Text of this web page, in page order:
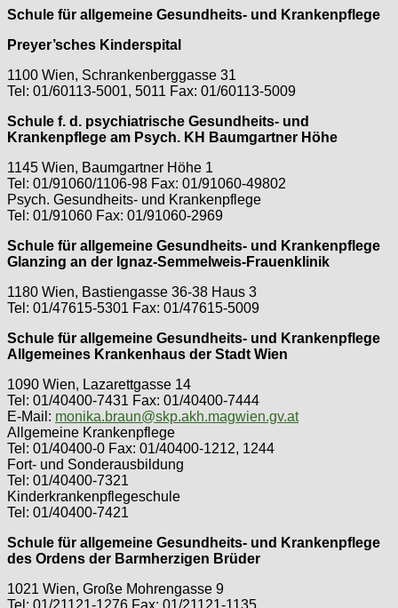
Schule für allgemeine Gesundheits- und Krankenpflege
Preyer’sches Kinderspital
1100 Wien, Schrankenberggasse 31
Tel: 01/60113-5001, 5011 Fax: 01/60113-5009
Schule f. d. psychiatrische Gesundheits- und
Krankenpflege am Psych. KH Baumgartner Höhe
1145 Wien, Baumgartner Höhe 1
Tel: 01/91060/1106-98 Fax: 01/91060-49802
Psych. Gesundheits- und Krankenpflege
Tel: 01/91060 Fax: 01/91060-2969
Schule für allgemeine Gesundheits- und Krankenpflege
Glanzing an der Ignaz-Semmelweis-Frauenklinik
1180 Wien, Bastiengasse 36-38 Haus 3
Tel: 01/47615-5301 Fax: 01/47615-5009
Schule für allgemeine Gesundheits- und Krankenpflege
Allgemeines Krankenhaus der Stadt Wien
1090 Wien, Lazarettgasse 14
Tel: 01/40400-7431 Fax: 01/40400-7444
E-Mail: monika.braun@skp.akh.magwien.gv.at
Allgemeine Krankenpflege
Tel: 01/40400-0 Fax: 01/40400-1212, 1244
Fort- und Sonderausbildung
Tel: 01/40400-7321
Kinderkrankenpflegeschule
Tel: 01/40400-7421
Schule für allgemeine Gesundheits- und Krankenpflege
des Ordens der Barmherzigen Brüder
1021 Wien, Große Mohrengasse 9
Tel: 01/21121-1276 Fax: 01/21121-1135